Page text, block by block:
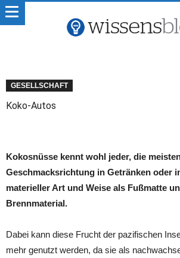
GESELLSCHAFT
Koko-Autos
Kokosnüsse kennt wohl jeder, die
Geschmacksrichtung in Getränken oder
materieller Art und Weise als Fußmatte
Brennmaterial.
Dabei kann diese Frucht der pazifischen
mehr genutzt werden, da sie als